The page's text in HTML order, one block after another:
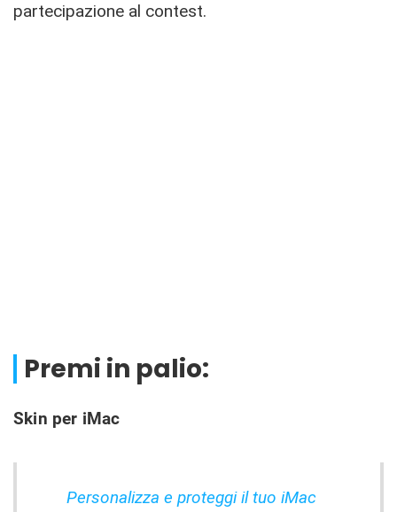
partecipazione al contest.
Premi in palio:
Skin per iMac
Personalizza e proteggi il tuo iMac